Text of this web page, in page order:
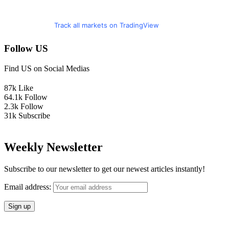
Track all markets on TradingView
Follow US
Find US on Social Medias
87k Like
64.1k Follow
2.3k Follow
31k Subscribe
Weekly Newsletter
Subscribe to our newsletter to get our newest articles instantly!
Email address: